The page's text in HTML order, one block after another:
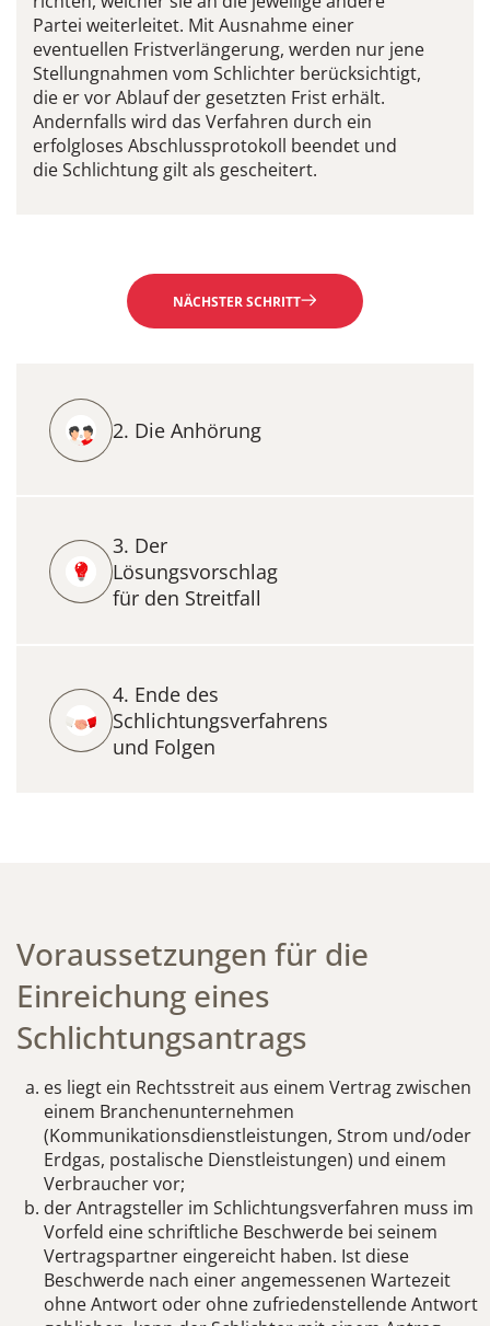
2. Die Anhörung
3. Der
Lösungsvorschlag
für den Streitfall
4. Ende des
Schlichtungsverfahrens
und Folgen
Partei weiterleitet. Mit Ausnahme einer
eventuellen Fristverlängerung, werden nur jene
Stellungnahmen vom Schlichter berücksichtigt,
die er vor Ablauf der gesetzten Frist erhält.
Andernfalls wird das Verfahren durch ein
erfolgloses Abschlussprotokoll beendet und
die Schlichtung gilt als gescheitert.
NÄCHSTER SCHRITT
Voraussetzungen für die
Einreichung eines
Schlichtungsantrags
es liegt ein Rechtsstreit aus einem Vertrag zwischen
einem Branchenunternehmen
(Kommunikationsdienstleistungen, Strom und/oder
Erdgas, postalische Dienstleistungen) und einem
Verbraucher vor;
der Antragsteller im Schlichtungsverfahren muss im
Vorfeld eine schriftliche Beschwerde bei seinem
Vertragspartner eingereicht haben. Ist diese
Beschwerde nach einer angemessenen Wartezeit
ohne Antwort oder ohne zufriedenstellende Antwort